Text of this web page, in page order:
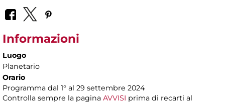
Informazioni
Luogo
Planetario
Orario
Programma dal 1° al 29 settembre 2024
Controlla sempre la pagina AVVISI prima di recarti al